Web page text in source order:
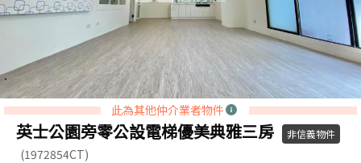
此為其他仲介業者物件
英士公園旁零公設電梯優美典雅三房 非信義物件
(1972854CT)